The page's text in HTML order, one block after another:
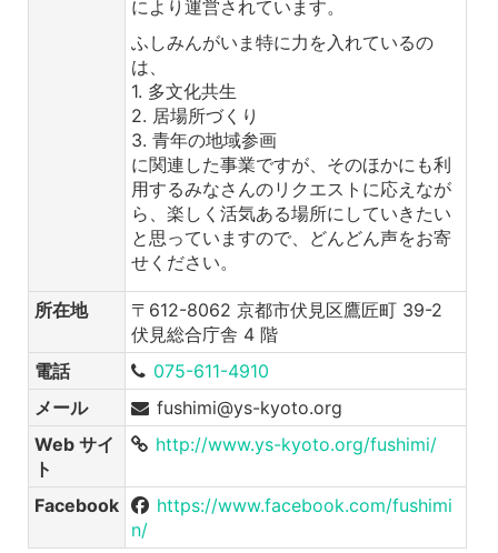
により運営されています。
ふしみんがいま特に力を入れているの
は、
1. 多文化共生
2. 居場所づくり
3. 青年の地域参画
に関連した事業ですが、そのほかにも利
用するみなさんのリクエストに応えなが
ら、楽しく活気ある場所にしていきたい
と思っていますので、どんどん声をお寄
せください。
所在地
〒612-8062 京都市伏見区鷹匠町 39-2
伏見総合庁舎 4 階
電話
075-611-4910
メール
fushimi@ys-kyoto.org
Web サイ
ト
http://www.ys-kyoto.org/fushimi/
Facebook
https://www.facebook.com/fushimi
n/